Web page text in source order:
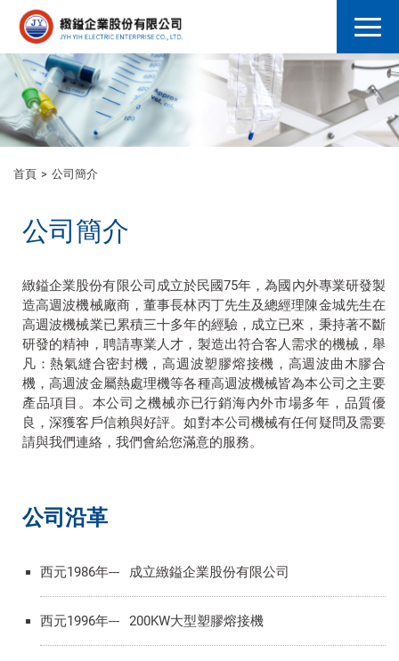
首頁 公司簡介
公司簡介
緻鎰企業股份有限公司成立於民國75年，為國內外專業研發製
造高週波機械廠商，董事長林丙丁先生及總經理陳金城先生在
高週波機械業已累積三十多年的經驗，成立已來，秉持著不斷
研發的精神，聘請專業人才，製造出符合客人需求的機械，舉
凡：熱氣縫合密封機，高週波塑膠熔接機，高週波曲木膠合
機，高週波金屬熱處理機等各種高週波機械皆為本公司之主要
產品項目。本公司之機械亦已行銷海內外市場多年，品質優
良，深獲客戶信賴與好評。如對本公司機械有任何疑問及需要
請與我們連絡，我們會給您滿意的服務。
公司沿革
西元1986年--- 成立緻鎰企業股份有限公司
西元1996年--- 200KW大型塑膠熔接機